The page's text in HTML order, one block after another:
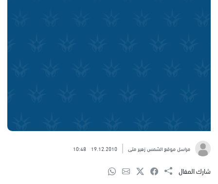
مراسل موقع الشمس زهير متى 19.12.2010
10:48
شارك المقال